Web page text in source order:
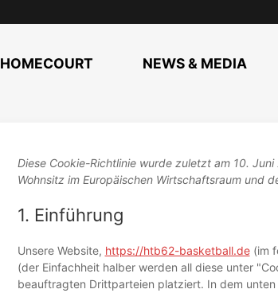
HOMECOURT NEWS & MEDIA
Diese Cookie-Richtlinie wurde zuletzt am 10.
Wohnsitz im Europäischen Wirtschaftsraum und
1. Einführung
Unsere Website, https://htb62-basketball.de(im
(der Einfachheit halber werden all diese unter
beauftragten Drittparteien platziert. In dem